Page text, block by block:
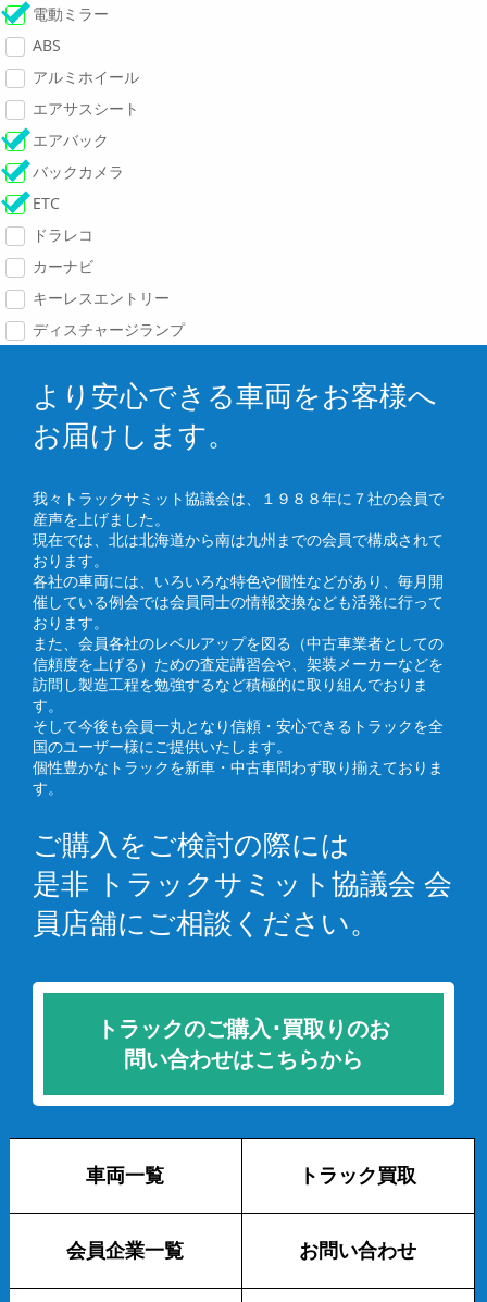
電動ミラー
ABS
アルミホイール
エアサスシート
エアバック
バックカメラ
ETC
ドラレコ
カーナビ
キーレスエントリー
ディスチャージランプ
より安心できる車両をお客様へ
お届けします。
我々トラックサミット協議会は、１９８８年に７社の会員で
産声を上げました。
現在では、北は北海道から南は九州までの会員で構成されて
おります。
各社の車両には、いろいろな特色や個性などがあり、毎月開
催している例会では会員同士の情報交換なども活発に行って
おります。
また、会員各社のレベルアップを図る（中古車業者としての
信頼度を上げる）ための査定講習会や、架装メーカーなどを
訪問し製造工程を勉強するなど積極的に取り組んでおりま
す。
そして今後も会員一丸となり信頼・安心できるトラックを全
国のユーザー様にご提供いたします。
個性豊かなトラックを新車・中古車問わず取り揃えておりま
す。
ご購入をご検討の際には
是非 トラックサミット協議会 会
員店舗にご相談ください。
トラックのご購入･買取りのお
問い合わせはこちらから
車両一覧 トラック買取
会員企業一覧 お問い合わせ